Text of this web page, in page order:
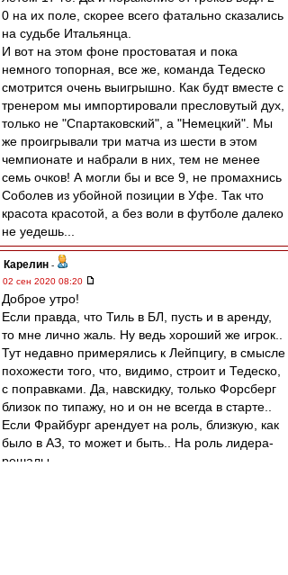
0 на их поле, скорее всего фатально сказались
на судьбе Итальянца.
И вот на этом фоне простоватая и пока
немного топорная, все же, команда Тедеско
смотрится очень выигрышно. Как будт вместе с
тренером мы импортировали пресловутый дух,
только не "Спартаковский", а "Немецкий". Мы
же проигрывали три матча из шести в этом
чемпионате и набрали в них, тем не менее
семь очков! А могли бы и все 9, не промахнись
Соболев из убойной позиции в Уфе. Так что
красота красотой, а без воли в футболе далеко
не уедешь...
Карелин -
02 сен 2020 08:20
Доброе утро!
Если правда, что Тиль в БЛ, пусть и в аренду,
то мне лично жаль. Ну ведь хороший же игрок..
Тут недавно примерялись к Лейпцигу, в смысле
похожести того, что, видимо, строит и Тедеско,
с поправками. Да, навскидку, только Форсберг
близок по типажу, но и он не всегда в старте..
Если Фрайбург арендует на роль, близкую, как
было в АЗ, то может и быть.. На роль лидера-
решалы.